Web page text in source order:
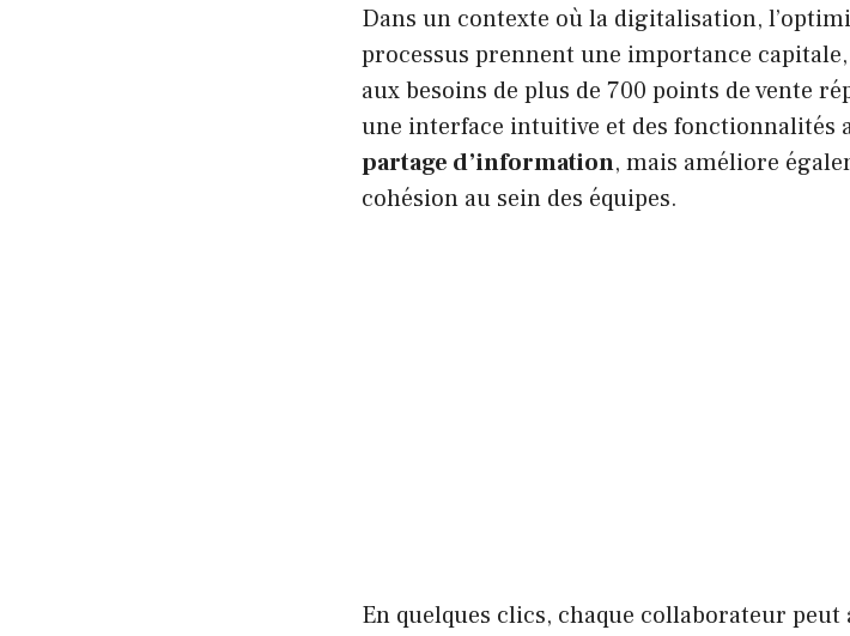
Dans un contexte où la digitalisation,
processus prennent une importance
aux besoins de plus de 700 points de vente
une interface intuitive et des fonctionnalités
partage d’information, mais améliore
cohésion au sein des équipes.
En quelques clics, chaque collaborateur